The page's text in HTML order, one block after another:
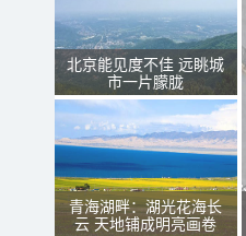
北京能见度不佳 远眺城
市一片朦胧
青海湖畔：湖光花海长
云 天地铺成明亮画卷